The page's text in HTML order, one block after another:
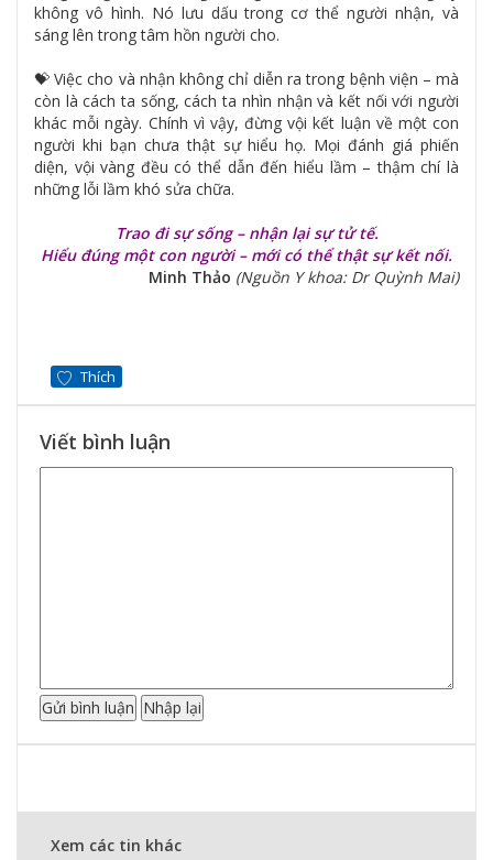
không vô hình. Nó lưu dấu trong cơ thể người nhận, và
sáng lên trong tâm hồn người cho.
💝 Việc cho và nhận không chỉ diễn ra trong bệnh viện – mà
còn là cách ta sống, cách ta nhìn nhận và kết nối với người
khác mỗi ngày. Chính vì vậy, đừng vội kết luận về một con
người khi bạn chưa thật sự hiểu họ. Mọi đánh giá phiến
diện, vội vàng đều có thể dẫn đến hiểu lầm – thậm chí là
những lỗi lầm khó sửa chữa.
Trao đi sự sống – nhận lại sự tử tế.
Hiểu đúng một con người – mới có thể thật sự kết nối.
Minh Thảo (Nguồn Y khoa: Dr Quỳnh Mai)
Thích
Viết bình luận
Xem các tin khác